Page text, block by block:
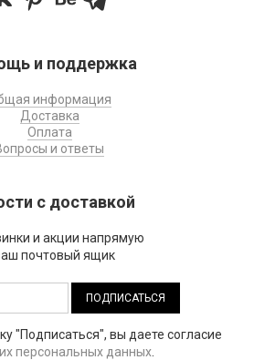
и поддержка
информация
Доставка
Оплата
и ответы
с доставкой
и акции напрямую
почтовый ящик
"Подписаться", вы даете согласие
персональных данных